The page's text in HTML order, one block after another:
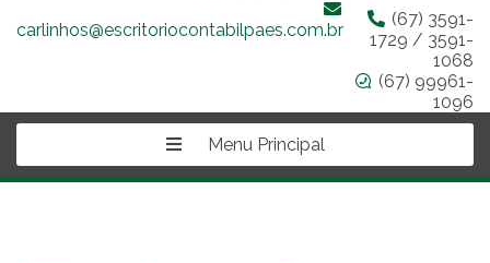
carlinhos@escritoriocontabilpaes.com.br
(67) 3591-
1729 / 3591-
1068
(67) 99961-
1096
Menu Principal